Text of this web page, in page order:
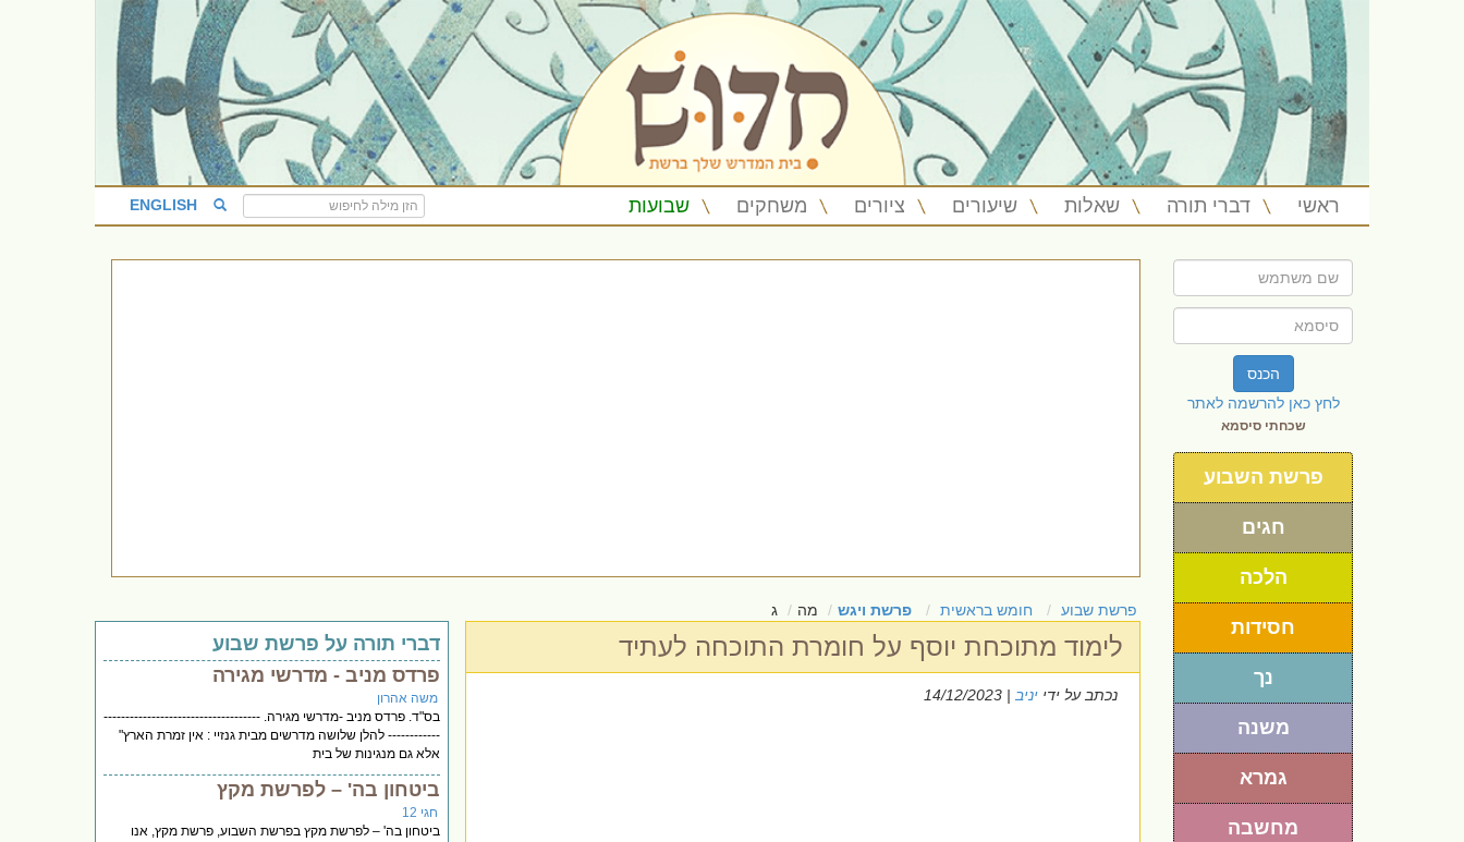
ראשי דברי תורה שאלות שיעורים ציורים משחקים שבועות ENGLISH
הכנס
לחץ כאן להרשמה לאתר
שכחתי סיסמא
פרשת השבוע
חגים
הלכה
חסידות
נך
משנה
גמרא
מחשבה
פרשת שבוע חומש בראשית פרשת ויגש מה ג
לימוד מתוכחת יוסף על חומרת התוכחה לעתיד
נכתב על ידי יניב | 14/12/2023
דברי תורה על פרשת שבוע
פרדס מניב - מדרשי מגירה
משה אהרון
בס"ד. פרדס מניב -מדרשי מגירה. ------------------------------------
------------ להלן שלושה מדרשים מבית גנזיי : אין זמרת הארץ"
אלא גם מנגינות של בית
ביטחון בה' – לפרשת מקץ
חגי 12
ביטחון בה' – לפרשת מקץ בפרשת השבוע, פרשת מקץ, אנו